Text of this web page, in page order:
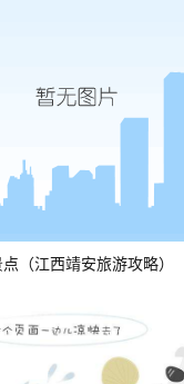
（江西靖安旅游攻略）